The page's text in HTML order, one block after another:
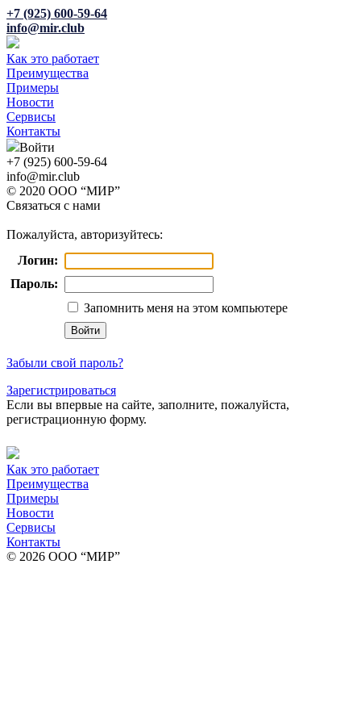
+7 (925) 600-59-64
info@mir.club
Как это работает
Преимущества
Примеры
Новости
Сервисы
Контакты
Войти
+7 (925) 600-59-64
info@mir.club
© 2020 ООО “МИР”
Связаться с нами
Пожалуйста, авторизуйтесь:
Логин:
Пароль:
Запомнить меня на этом компьютере
Забыли свой пароль?
Зарегистрироваться
Если вы впервые на сайте, заполните, пожалуйста,
регистрационную форму.
Как это работает
Преимущества
Примеры
Новости
Сервисы
Контакты
© 2026 ООО “МИР”